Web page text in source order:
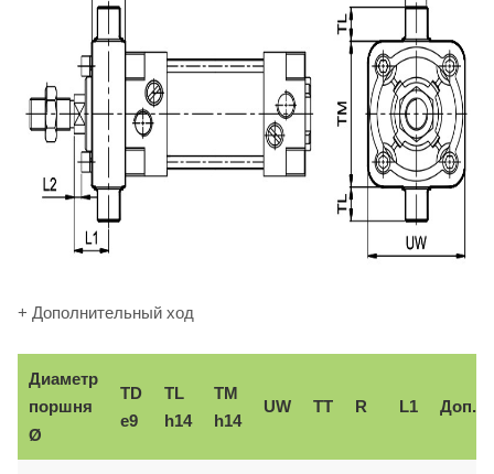
+ Дополнительный ход
Диаметр
поршня
Ø
TD
e9
TL
h14
TM
h14
UW TT R L1 Доп.